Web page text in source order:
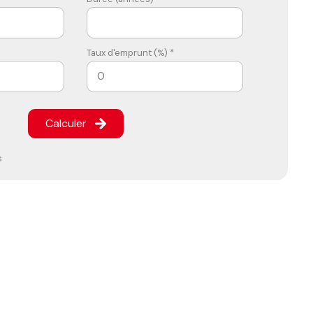
Taux d'emprunt (%) *
Calculer